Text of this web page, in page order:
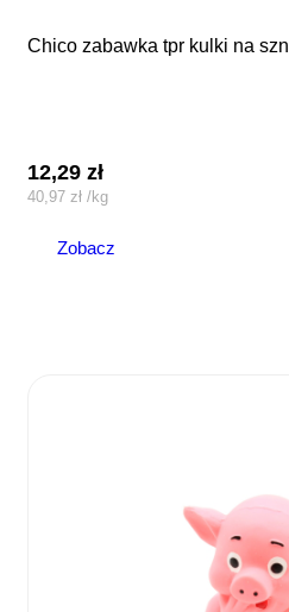
chico zabawka tpr kulki na
12,29zł
40,97 zł /kg
Zobacz